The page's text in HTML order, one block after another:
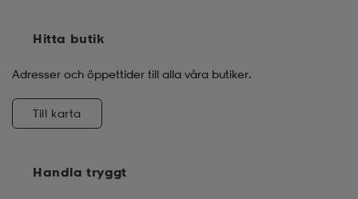
Handla tryggt
Hitta butik
Adresser och öppettider till alla våra butiker.
Till karta